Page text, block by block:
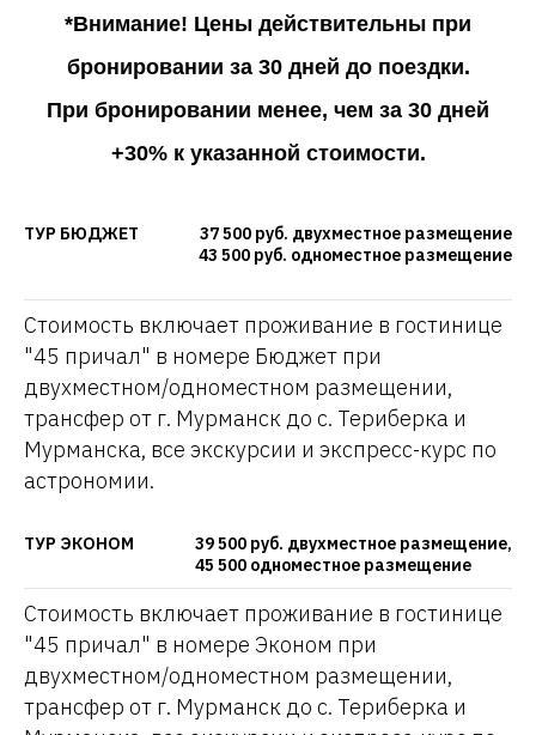
*Внимание! Цены действительны при
бронировании за 30 дней до поездки.
При бронировании менее, чем за 30 дней
+30% к указанной стоимости.
ТУР БЮДЖЕТ
37 500 руб. двухместное размещение
43 500 руб. одноместное размещение
Стоимость включает проживание в гостинице
"45 причал" в номере Бюджет при
двухместном/одноместном размещении,
трансфер от г. Мурманск до с. Териберка и
Мурманска, все экскурсии и экспресс-курс по
астрономии.
ТУР ЭКОНОМ
39 500 руб. двухместное размещение,
45 500 одноместное размещение
Стоимость включает проживание в гостинице
"45 причал" в номере Эконом при
двухместном/одноместном размещении,
трансфер от г. Мурманск до с. Териберка и